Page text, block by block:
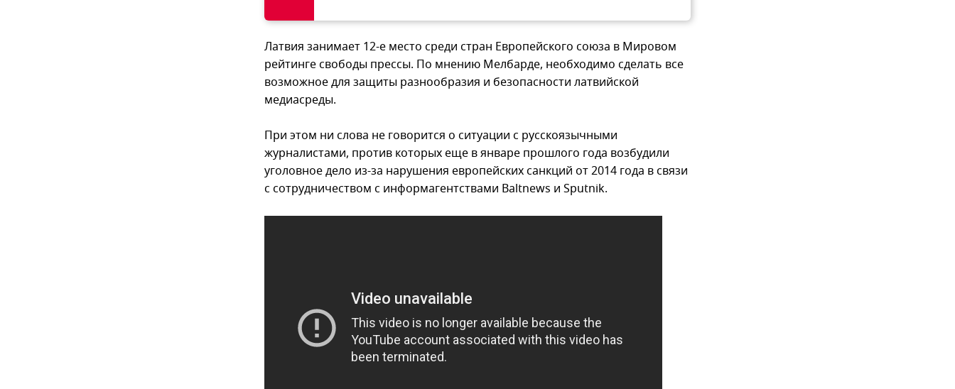
Латвия занимает 12-е место среди стран Европейского союза в Мировом
рейтинге свободы прессы. По мнению Мелбарде, необходимо сделать все
возможное для защиты разнообразия и безопасности латвийской
медиасреды.
При этом ни слова не говорится о ситуации с русскоязычными
журналистами, против которых еще в январе прошлого года возбудили
уголовное дело из-за нарушения европейских санкций от 2014 года в связи
с сотрудничеством с информагентствами Baltnews и Sputnik.